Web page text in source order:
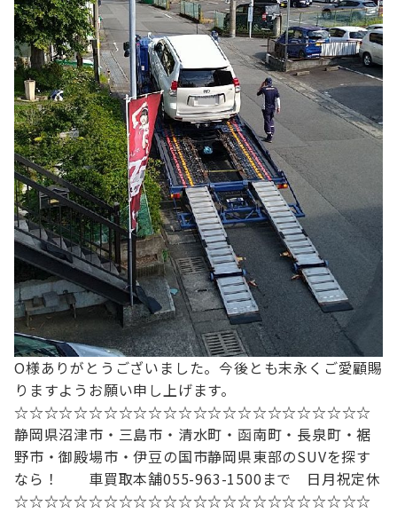
O様ありがとうございました。今後とも末永くご愛顧賜
りますようお願い申し上げます。
☆☆☆☆☆☆☆☆☆☆☆☆☆☆☆☆☆☆☆☆☆☆☆☆
静岡県沼津市・三島市・清水町・函南町 ・長泉町・裾
野市・御殿場市・伊豆の国市静岡県東部のSUVを探す
なら！
車買取本舗055-963-1500まで 日月祝定休
☆☆☆☆☆☆☆☆☆☆☆☆☆☆☆☆☆☆☆☆☆☆☆☆